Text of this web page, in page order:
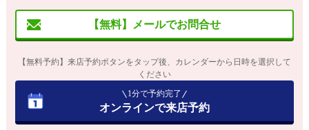
【無料】メールでお問合せ
【無料予約】来店予約ボタンをタップ後、カレンダーから日時を選択して
ください
1分で予約完了
オンラインで来店予約